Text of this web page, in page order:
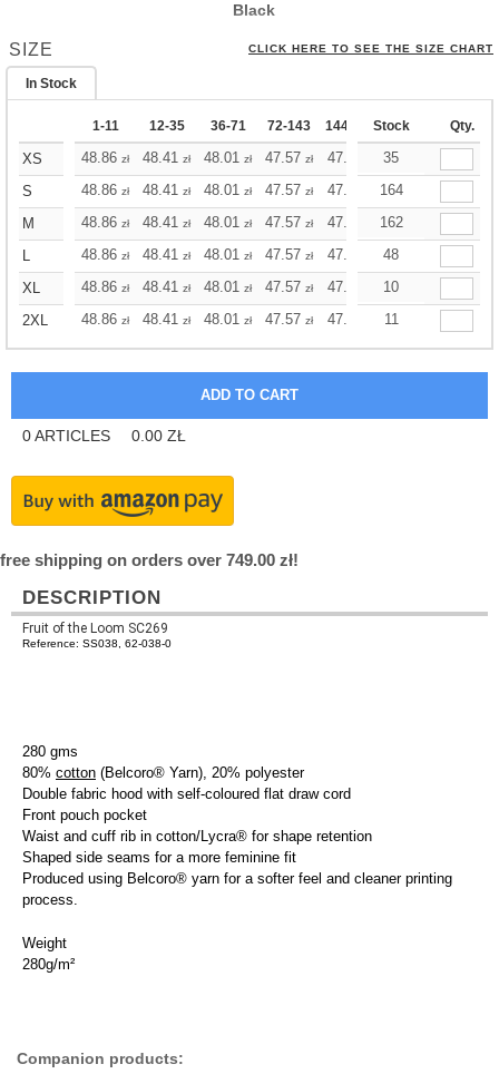
Black
SIZE CLICK HERE TO SEE THE SIZE CHART
In Stock
1-11 12-35 36-71 72-143 144-287 288 + More
Stock Qty.
XS 48.86 zł 48.41 zł 48.01 zł 47.57 zł 47.12 47.12
35
S
48.86 zł 48.41 zł 48.01 zł 47.57 zł 47.12 47.12
164
M
48.86 zł 48.41 zł 48.01 zł 47.57 zł 47.12 47.12
162
L
48.86 zł 48.41 zł 48.01 zł 47.57 zł 47.12 47.12
48
XL
48.86 zł 48.41 zł 48.01 zł 47.57 zł 47.12 47.12
10
2XL
48.86 zł 48.41 zł 48.01 zł 47.57 zł 47.12 47.12
11
0ARTICLES 0.00 ZŁ
free shipping on orders over 749.00 zł!
DESCRIPTION
Fruit of the Loom SC269
Reference: SS038, 62-038-0
280 gms
80% cotton (Belcoro® Yarn), 20% polyester
Double fabric hood with self-coloured flat draw cord
Front pouch pocket
Waist and cuff rib in cotton/Lycra® for shape retention
Shaped side seams for a more feminine fit
Produced using Belcoro® yarn for a softer feel and cleaner printing
process.
Weight
280g/m²
Companion products: